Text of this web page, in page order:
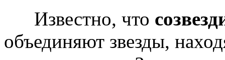
Известно, что
объединяют звезды,